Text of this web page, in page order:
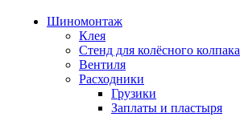
Шиномонтаж
Клея
Стенд для колёсного колпака
Вентиля
Расходники
Грузики
Заплаты и пластыря